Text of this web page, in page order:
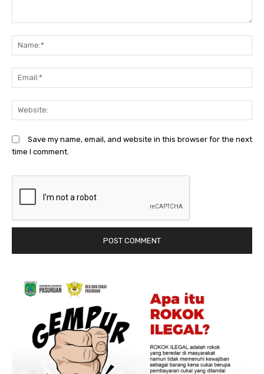
Save my name, email, and website in this browser for the next
time I comment.